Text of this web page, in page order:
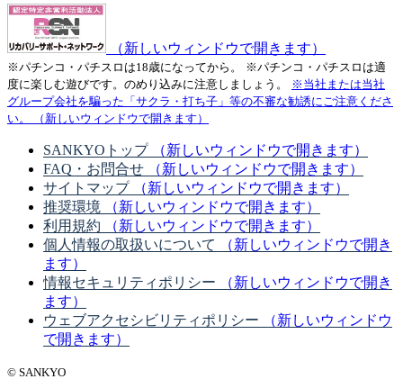
（新しいウィンドウで開きます）
※パチンコ・パチスロは18歳になってから。
※パチンコ・パチスロは適
度に楽しむ遊びです。のめり込みに注意しましょう。
※当社または当社
グループ会社を騙った「サクラ・打ち子」等の不審な勧誘にご注意くださ
い。
（新しいウィンドウで開きます）
SANKYOトップ
（新しいウィンドウで開きます）
FAQ・お問合せ
（新しいウィンドウで開きます）
サイトマップ
（新しいウィンドウで開きます）
推奨環境
（新しいウィンドウで開きます）
利用規約
（新しいウィンドウで開きます）
個人情報の取扱いについて
（新しいウィンドウで開き
ます）
情報セキュリティポリシー
（新しいウィンドウで開き
ます）
ウェブアクセシビリティポリシー
（新しいウィンドウ
で開きます）
© SANKYO